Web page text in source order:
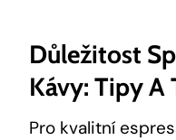
Důležitost
Kávy: Tipy A
Pro kvalitní